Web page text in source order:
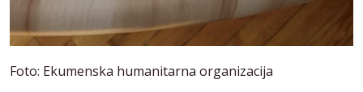
Foto: Ekumenska humanitarna organizacija